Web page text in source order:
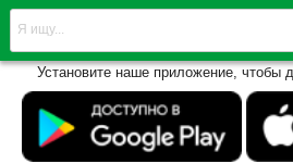
Установите наше приложение, чтобы